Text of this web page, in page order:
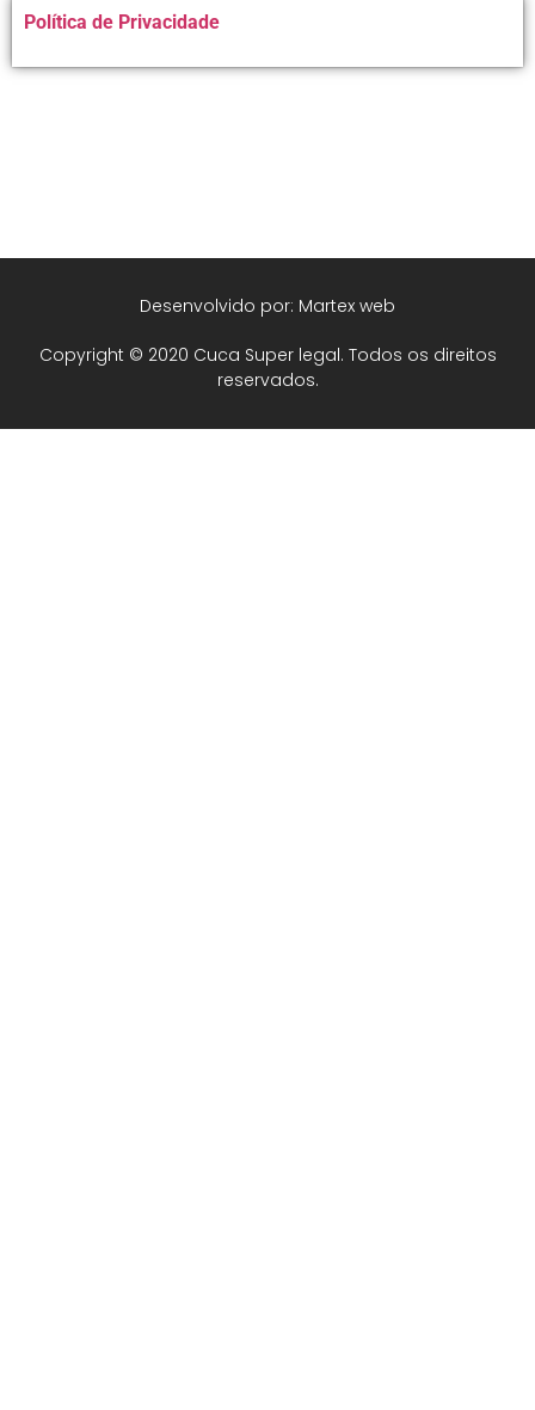
Política de Privacidade
Copyright © 2020 Cuca Super legal. Todos os direitos
reservados.
Desenvolvido por: Martex web